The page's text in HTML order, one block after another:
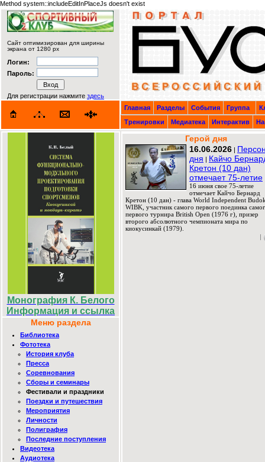
Method system::includeEditInPlaceJs doesn't exist
Сайт оптимизирован для ширины
экрана от 1280 px
Логин:
Пароль:
Для регистрации нажмите здесь
Главная
Разделы События Группа
Тренировки
Медиатека Интерактив
Монография К. Белого
Информация и ссылка
Меню раздела
Библиотека
Фототека
История клуба
Пресса
Соревнования
Сборы и семинары
Фестивали и праздники
Поездки и путешествия
Мероприятия
Личности
Полиграфия
Последние поступления
Видеотека
Аудиотека
Герой дня
16.06.2026 |
дня | Кайчо
Кретон (10 дан)
отмечает 75-летие
16 июня свое 75-летие
отмечает Кайчо Бернард
Кретон (10 дан) - глава World Independent
WIBK, участник самого первого поединка
первого турнира British Open (1976 г), призер
второго абсолютного чемпионата мира по
киокусинкай (1979).
|